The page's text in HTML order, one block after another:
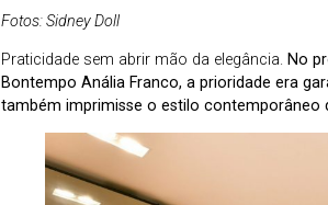
Fotos: Sidney Doll
Praticidade sem abrir mão da elegância. No
Bontempo Anália Franco, a prioridade era
também imprimisse o estilo contemporâneo